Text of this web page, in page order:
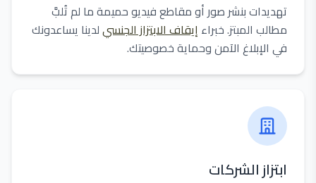
تهديدات بنشر صور أو مقاطع فيديو حميمة ما لم تُلبَّ
مطالب المبتز. خبراء إيقاف الابتزاز الجنسيلدينا يساعدونك
في الإبلاغ الآمن وحماية خصوصيتك.
ابتزاز الشركات